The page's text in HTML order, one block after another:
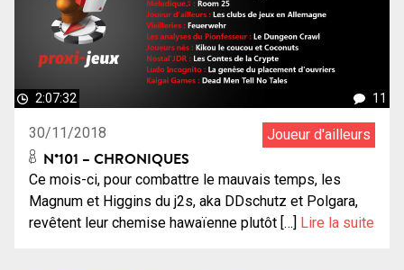
2:07:32 11
30/11/2018 Joueur d'ailleurs
N°101 – CHRONIQUES
Ce mois-ci, pour combattre le mauvais temps, les
Magnum et Higgins du j2s, aka DDschutz et Polgara,
revêtent leur chemise hawaïenne plutôt […] Lire la suite